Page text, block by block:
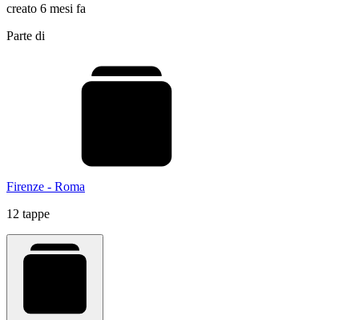
creato 6 mesi fa
Parte di
Firenze - Roma
12 tappe